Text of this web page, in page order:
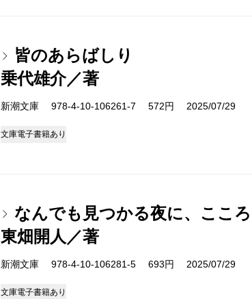
皆のあらばしり
乗代雄介／著
新潮文庫 978-4-10-106261-7 572円 2025/07/29
文庫電子書籍あり
なんでも見つかる夜に、ここ
東畑開人／著
新潮文庫 978-4-10-106281-5 693円 2025/07/29
文庫電子書籍あり